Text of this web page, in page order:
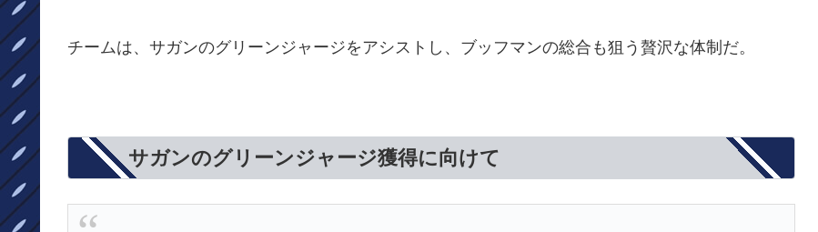
チームは、サガンのグリーンジャージをアシストし、ブッフマンの総合も狙う贅沢な体制だ。
サガンのグリーンジャージ獲得に向けて